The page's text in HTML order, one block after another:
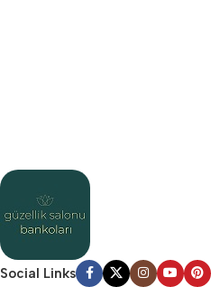
Social Links